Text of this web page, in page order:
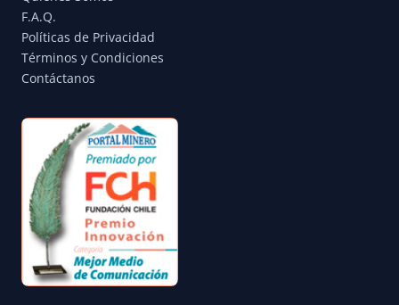
F.A.Q.
Políticas de Privacidad
Términos y Condiciones
Contáctanos